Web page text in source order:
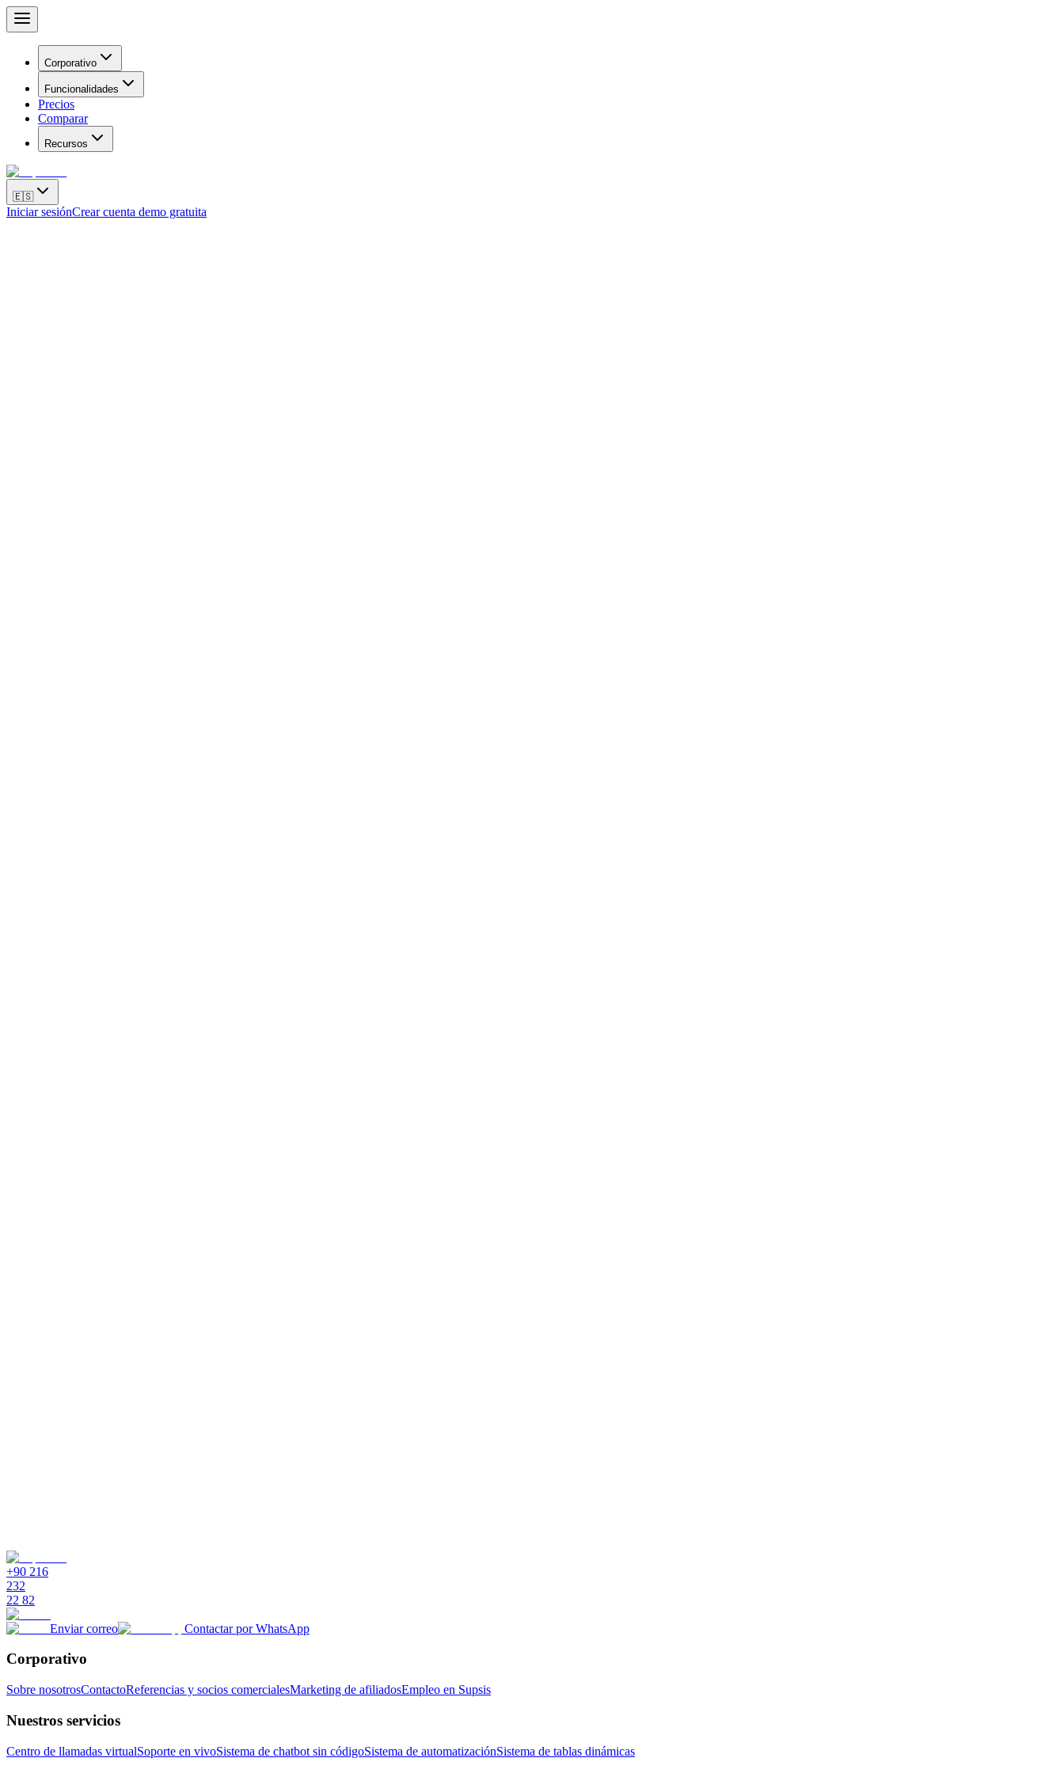
Corporativo
Funcionalidades
Precios
Comparar
Recursos
🇪🇸
Iniciar sesiónCrear cuenta demo gratuita
+90 216
232
22 82
Enviar correo Contactar por WhatsApp
Corporativo
Sobre nosotrosContactoReferencias y socios comercialesMarketing de afiliadosEmpleo en Supsis
Nuestros servicios
Centro de llamadas virtualSoporte en vivoSistema de chatbot sin códigoSistema de automatizaciónSistema de tablas dinámicas